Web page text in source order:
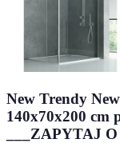
New Trendy
140x70x200 cm
___ZAPYTAJ